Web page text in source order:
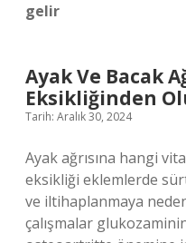
gelir
Ayak Ve Bacak
Eksikliğinden
Tarih: Aralık 30, 2024
Ayak ağrısına hangi
eksikliği eklemlerde
ve iltihaplanmaya
çalışmalar